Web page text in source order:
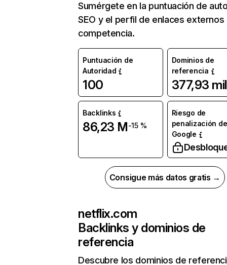
Sumérgete en la puntuación de
SEO y el perfil de enlaces externos
competencia.
Puntuación de
Autoridad
100
Dominios de
referencia
377,93 mil
Backlinks
86,23 M-15 %
Riesgo de
penalización de
Google
Consigue más datos gratis →
netflix.com
Backlinks y dominios de
referencia
Descubre los dominios de